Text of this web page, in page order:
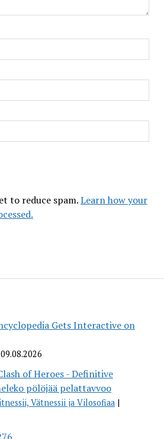
Gets Interactive on
09.08.2026
of Heroes - Definitive
pölöjää pelattavvoo
Vätnessii ja Vilosofiaa
to reduce spam.Learn how your